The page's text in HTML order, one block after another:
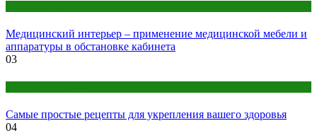
Медицинский интерьер – применение медицинской мебели и
аппаратуры в обстановке кабинета
03
Самые простые рецепты для укрепления вашего здоровья
04